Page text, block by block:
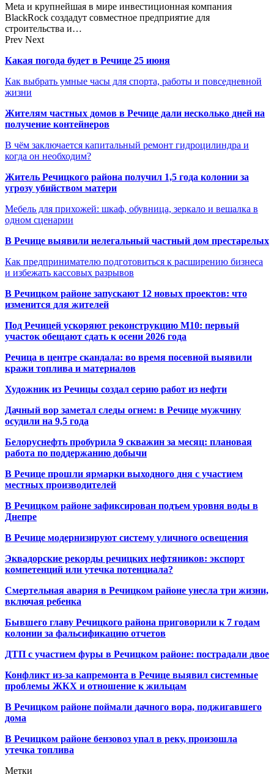
Meta и крупнейшая в мире инвестиционная компания
BlackRock создадут совместное предприятие для
строительства и…
Prev Next
Какая погода будет в Речице 25 июня
Как выбрать умные часы для спорта, работы и повседневной
жизни
Жителям частных домов в Речице дали несколько дней на
получение контейнеров
В чём заключается капитальный ремонт гидроцилиндра и
когда он необходим?
Житель Речицкого района получил 1,5 года колонии за
угрозу убийством матери
Мебель для прихожей: шкаф, обувница, зеркало и вешалка в
одном сценарии
В Речице выявили нелегальный частный дом престарелых
Как предпринимателю подготовиться к расширению бизнеса
и избежать кассовых разрывов
В Речицком районе запускают 12 новых проектов: что
изменится для жителей
Под Речицей ускоряют реконструкцию М10: первый
участок обещают сдать к осени 2026 года
Речица в центре скандала: во время посевной выявили
кражи топлива и материалов
Художник из Речицы создал серию работ из нефти
Дачный вор заметал следы огнем: в Речице мужчину
осудили на 9,5 года
Белоруснефть пробурила 9 скважин за месяц: плановая
работа по поддержанию добычи
В Речице прошли ярмарки выходного дня с участием
местных производителей
В Речицком районе зафиксирован подъем уровня воды в
Днепре
В Речице модернизируют систему уличного освещения
Эквадорские рекорды речицких нефтяников: экспорт
компетенций или утечка потенциала?
Смертельная авария в Речицком районе унесла три жизни,
включая ребенка
Бывшего главу Речицкого района приговорили к 7 годам
колонии за фальсификацию отчетов
ДТП с участием фуры в Речицком районе: пострадали двое
Конфликт из-за капремонта в Речице выявил системные
проблемы ЖКХ и отношение к жильцам
В Речицком районе поймали дачного вора, поджигавшего
дома
В Речицком районе бензовоз упал в реку, произошла
утечка топлива
Метки